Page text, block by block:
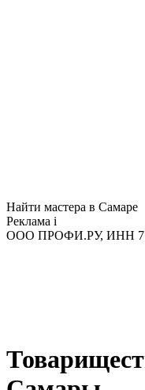
Найти мастера в Самаре
Реклама i
ООО ПРОФИ.РУ, ИНН